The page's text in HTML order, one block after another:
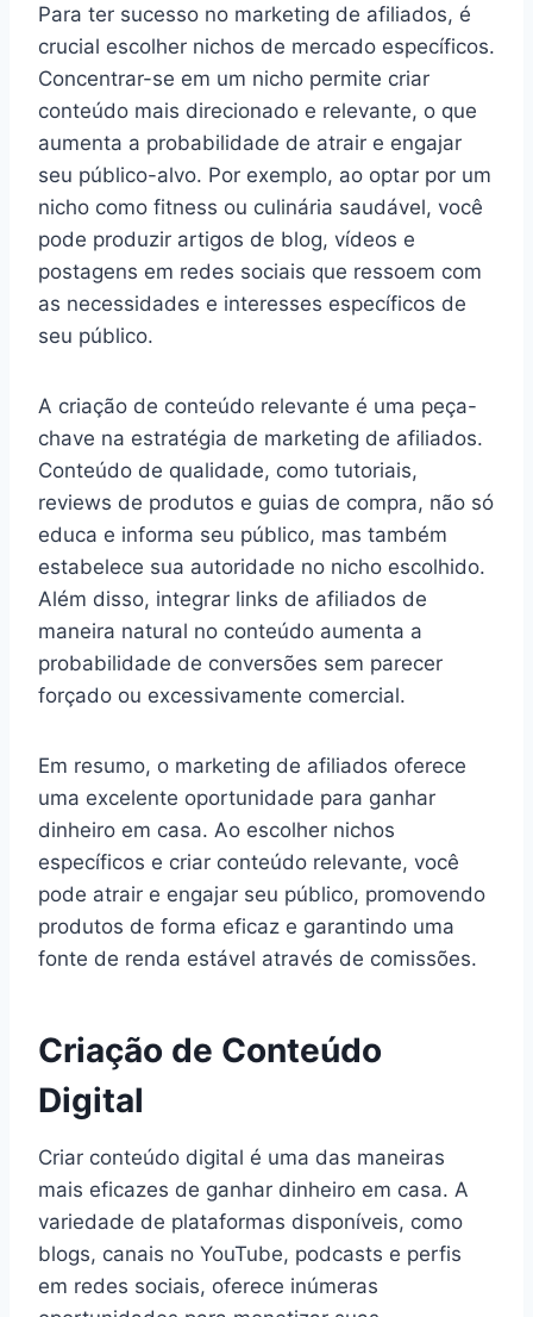
Para ter sucesso no marketing de afiliados, é
crucial escolher nichos de mercado específicos.
Concentrar-se em um nicho permite criar
conteúdo mais direcionado e relevante, o que
aumenta a probabilidade de atrair e engajar
seu público-alvo. Por exemplo, ao optar por um
nicho como fitness ou culinária saudável, você
pode produzir artigos de blog, vídeos e
postagens em redes sociais que ressoem com
as necessidades e interesses específicos de
seu público.
A criação de conteúdo relevante é uma peça-
chave na estratégia de marketing de afiliados.
Conteúdo de qualidade, como tutoriais,
reviews de produtos e guias de compra, não só
educa e informa seu público, mas também
estabelece sua autoridade no nicho escolhido.
Além disso, integrar links de afiliados de
maneira natural no conteúdo aumenta a
probabilidade de conversões sem parecer
forçado ou excessivamente comercial.
Em resumo, o marketing de afiliados oferece
uma excelente oportunidade para ganhar
dinheiro em casa. Ao escolher nichos
específicos e criar conteúdo relevante, você
pode atrair e engajar seu público, promovendo
produtos de forma eficaz e garantindo uma
fonte de renda estável através de comissões.
Criação de Conteúdo
Digital
Criar conteúdo digital é uma das maneiras
mais eficazes de ganhar dinheiro em casa. A
variedade de plataformas disponíveis, como
blogs, canais no YouTube, podcasts e perfis
em redes sociais, oferece inúmeras